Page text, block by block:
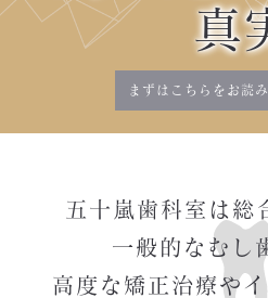
真
まずはこちらを お読
五十嵐歯科室は総
一般的なむし
高度な矯正治療や